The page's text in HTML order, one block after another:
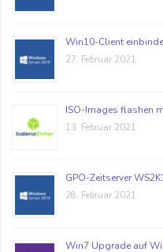
Win10-Client
27. Februar 2021
ISO-Images flashen
13. Februar 2021
GPO-Zeitserver
28. Februar 2021
Win7 Upgrade auf